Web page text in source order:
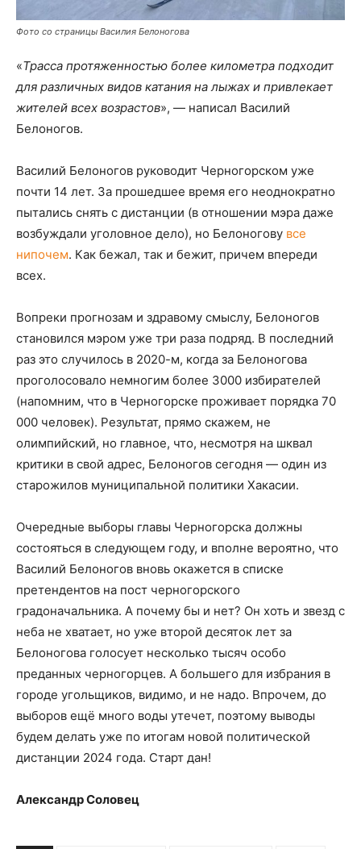
Фото со страницы Василия Белоногова
«Трасса протяженностью более километра подходит
для различных видов катания на лыжах и привлекает
жителей всех возрастов», — написал Василий
Белоногов.
Василий Белоногов руководит Черногорском уже
почти 14 лет. За прошедшее время его неоднократно
пытались снять с дистанции (в отношении мэра даже
возбуждали уголовное дело), но Белоногову все
нипочем. Как бежал, так и бежит, причем впереди
всех.
Вопреки прогнозам и здравому смыслу, Белоногов
становился мэром уже три раза подряд. В последний
раз это случилось в 2020-м, когда за Белоногова
проголосовало немногим более 3000 избирателей
(напомним, что в Черногорске проживает порядка 70
000 человек). Результат, прямо скажем, не
олимпийский, но главное, что, несмотря на шквал
критики в свой адрес, Белоногов сегодня — один из
старожилов муниципальной политики Хакасии.
Очередные выборы главы Черногорска должны
состояться в следующем году, и вполне вероятно, что
Василий Белоногов вновь окажется в списке
претендентов на пост черногорского
градоначальника. А почему бы и нет? Он хоть и звезд с
неба не хватает, но уже второй десяток лет за
Белоногова голосует несколько тысяч особо
преданных черногорцев. А большего для избрания в
городе угольщиков, видимо, и не надо. Впрочем, до
выборов ещё много воды утечет, поэтому выводы
будем делать уже по итогам новой политической
дистанции 2024 года. Старт дан!
Александр Соловец